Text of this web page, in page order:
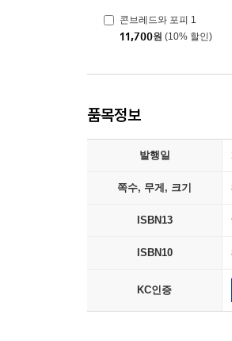
콘브레드와 포피 1
11,700원 (10% 할인)
품목정보
발행일
쪽수, 무게, 크기
ISBN13
ISBN10
KC인증